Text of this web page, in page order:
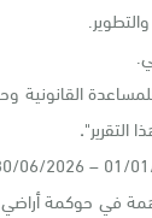
القانونية
.
01/01/2021
في حوكمة أراضي